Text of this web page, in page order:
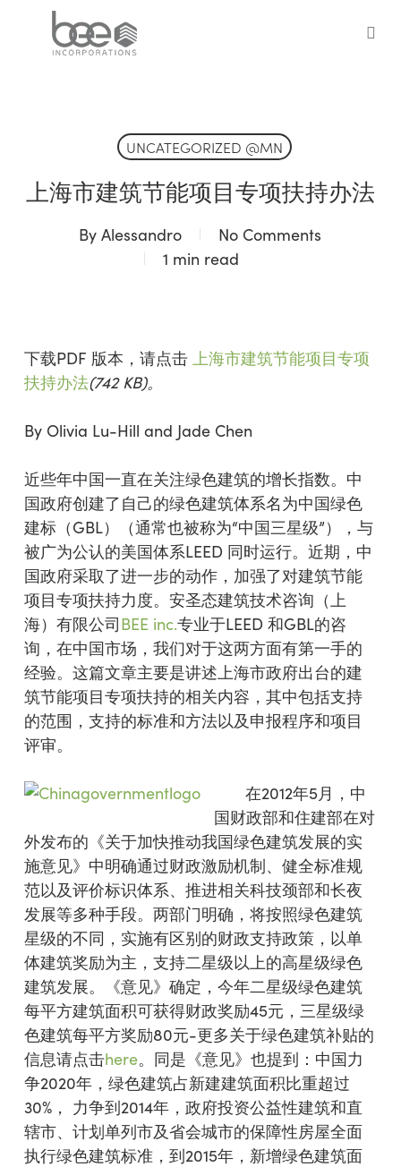
UNCATEGORIZED @MN
上海市建筑节能项目专项扶持办法
By Alessandro
No Comments
1 min read
下载PDF 版本，请点击 上海市建筑节能项目专项
扶持办法(742 KB)。
By Olivia Lu-Hill and Jade Chen
近些年中国一直在关注绿色建筑的增长指数。中
国政府创建了自己的绿色建筑体系名为中国绿色
建标（GBL）（通常也被称为“中国三星级”），与
被广为公认的美国体系LEED 同时运行。近期，中
国政府采取了进一步的动作，加强了对建筑节能
项目专项扶持力度。安圣态建筑技术咨询（上
海）有限公司BEE inc.专业于LEED 和GBL的咨
询，在中国市场，我们对于这两方面有第一手的
经验。这篇文章主要是讲述上海市政府出台的建
筑节能项目专项扶持的相关内容，其中包括支持
的范围，支持的标准和方法以及申报程序和项目
评审。
在2012年5月，中
国财政部和住建部在对
外发布的《关于加快推动我国绿色建筑发展的实
施意见》中明确通过财政激励机制、健全标准规
范以及评价标识体系、推进相关科技颈部和长夜
发展等多种手段。两部门明确，将按照绿色建筑
星级的不同，实施有区别的财政支持政策，以单
体建筑奖励为主，支持二星级以上的高星级绿色
建筑发展。《意见》确定，今年二星级绿色建筑
每平方建筑面积可获得财政奖励45元，三星级绿
色建筑每平方奖励80元-更多关于绿色建筑补贴的
信息请点击here。同是《意见》也提到：中国力
争2020年，绿色建筑占新建建筑面积比重超过
30%， 力争到2014年，政府投资公益性建筑和直
辖市、计划单列市及省会城市的保障性房屋全面
执行绿色建筑标准，到2015年，新增绿色建筑面